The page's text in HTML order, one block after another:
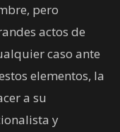
pero
actos de
caso ante
elementos, la
a su
y